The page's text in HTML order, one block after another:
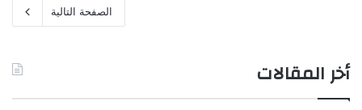
الصفحة التالية
أخر المقالات